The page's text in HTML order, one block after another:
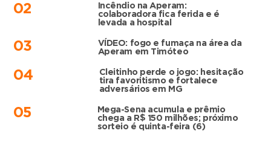
02
Incêndio na Aperam:
colaboradora fica ferida e é
levada a hospital
03
VÍDEO: fogo e fumaça na área da
Aperam em Timóteo
04
Cleitinho perde o jogo: hesitação
tira favoritismo e fortalece
adversários em MG
05
Mega-Sena acumula e prêmio
chega a R$ 150 milhões; próximo
sorteio é quinta-feira (6)